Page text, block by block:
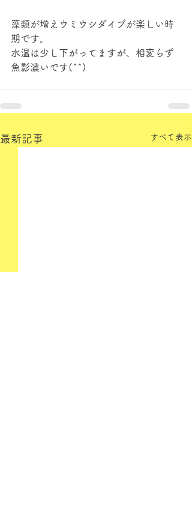
藻類が増えウミウシダイブが楽しい時
期です。
水温は少し下がってますが、相変らず
魚影濃いです(^^)
最新記事 すべて表示